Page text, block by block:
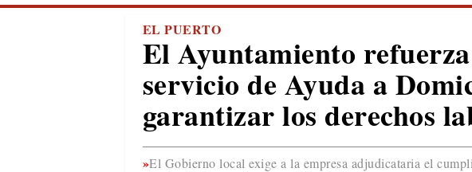
EL PUERTO
El Ayuntamiento
servicio de Ayuda a
garantizar los derechos
El Gobierno local exige a la empresa adjudicataria el